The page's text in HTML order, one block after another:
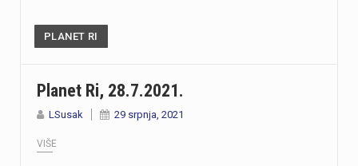
PLANET RI
Planet Ri, 28.7.2021.
LSusak 29 srpnja, 2021
VIŠE